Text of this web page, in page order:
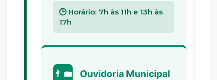
🕒 Horário: 7h às 11h e 13h às
17h
👨‍💼 Ouvidoria Municipal